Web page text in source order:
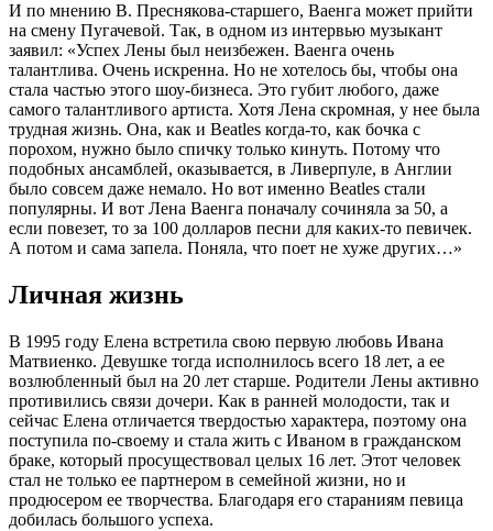
И по мнению В. Преснякова-старшего, Ваенга может прийти
на смену Пугачевой. Так, в одном из интервью музыкант
заявил: «Успех Лены был неизбежен. Ваенга очень
талантлива. Очень искренна. Но не хотелось бы, чтобы она
стала частью этого шоу-бизнеса. Это губит любого, даже
самого талантливого артиста. Хотя Лена скромная, у нее была
трудная жизнь. Она, как и Beatles когда-то, как бочка с
порохом, нужно было спичку только кинуть. Потому что
подобных ансамблей, оказывается, в Ливерпуле, в Англии
было совсем даже немало. Но вот именно Beatles стали
популярны. И вот Лена Ваенга поначалу сочиняла за 50, а
если повезет, то за 100 долларов песни для каких-то певичек.
А потом и сама запела. Поняла, что поет не хуже других…»
Личная жизнь
В 1995 году Елена встретила свою первую любовь Ивана
Матвиенко. Девушке тогда исполнилось всего 18 лет, а ее
возлюбленный был на 20 лет старше. Родители Лены активно
противились связи дочери. Как в ранней молодости, так и
сейчас Елена отличается твердостью характера, поэтому она
поступила по-своему и стала жить с Иваном в гражданском
браке, который просуществовал целых 16 лет. Этот человек
стал не только ее партнером в семейной жизни, но и
продюсером ее творчества. Благодаря его стараниям певица
добилась большого успеха.